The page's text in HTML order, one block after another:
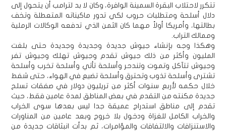
تتكرر لاحتلاب البقرة السمينة الوافرة، وكان لا بد لترامب أن يتحول إلى
دلال أسلحة ومتطلبات حروب لكي تدور ماكيناته المتعطلة وتخف
بطالتها، وأمريكا أولاً مهما كان الثمن الذي تدفعه الوكالات الرملية
وممالك التراب.
وهكذا وجه بإنشاء جيوش جديدة وجديدة وجديدة حتى بلغت
المليون وأكثر من ذلك جيوش تقدم وجيوش تهلك وجيوش تفر
وجيوش تتآكل وتموت وتندحر وأسلحة تأتي وأسلحة تخرب وأسلحة
تشترى وأسلحة تذوب وتحترق وأسلحة تضيع في الهواء، حتى شفط
خلال حكمه لأربع سنوات أكثر من تريليون دولار في صفقات تسلح
جديدة مكنته من التقدم في بعض المناطق لمدة عامين فقط، حيث
تقدم إلى مناطق استدراج عميقة جدا ليس بعدها سوى الخراب
والخراب الكامل للغزاة ودخول بلا خروج وبعد عامين من المناورات
والاستنزافات والالتفافات والمؤامرات، ثم بدأت انبثاقات جديدة من